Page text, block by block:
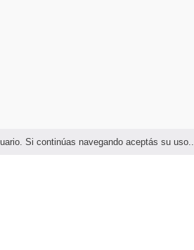
Si continúas navegando aceptás su uso..